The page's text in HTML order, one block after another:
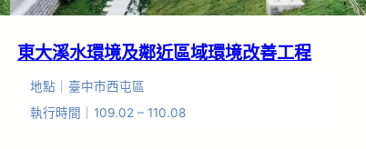
東大溪水環境及鄰近區域環境改善工程
地點｜臺中市西屯區
執行時間｜109.02 – 110.08